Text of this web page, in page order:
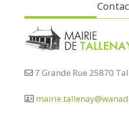
7 Grande Rue 25870